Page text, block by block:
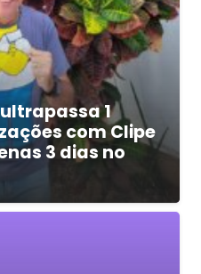
1
com Clipe
3 dias no